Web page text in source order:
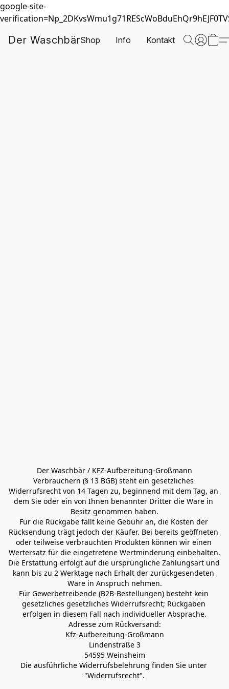
google-site-
Der WaschbärShop Info Kontakt
Der Waschbär / KFZ-Aufbereitung-Großmann
Verbrauchern (§ 13 BGB) steht ein gesetzliches
Widerrufsrecht von 14 Tagen zu, beginnend mit dem Tag, an
dem Sie oder ein von Ihnen benannter Dritter die Ware in
Besitz genommen haben.
Für die Rückgabe fällt keine Gebühr an, die Kosten der
Rücksendung trägt jedoch der Käufer. Bei bereits geöffneten
oder teilweise verbrauchten Produkten können wir einen
Wertersatz für die eingetretene Wertminderung einbehalten.
Die Erstattung erfolgt auf die ursprüngliche Zahlungsart und
kann bis zu 2 Werktage nach Erhalt der zurückgesendeten
Ware in Anspruch nehmen.
Für Gewerbetreibende (B2B-Bestellungen) besteht kein
gesetzliches gesetzliches Widerrufsrecht; Rückgaben
erfolgen in diesem Fall nach individueller Absprache.
Adresse zum Rückversand:
Kfz-Aufbereitung-Großmann
Lindenstraße 3
54595 Weinsheim
Die ausführliche Widerrufsbelehrung finden Sie unter